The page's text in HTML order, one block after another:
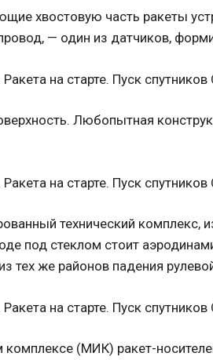
хвостовую часть ракеты
— один из датчиков,
Любопытная
технический комплекс,
под стеклом стоит
тех же районов падения
(МИК) ракет-